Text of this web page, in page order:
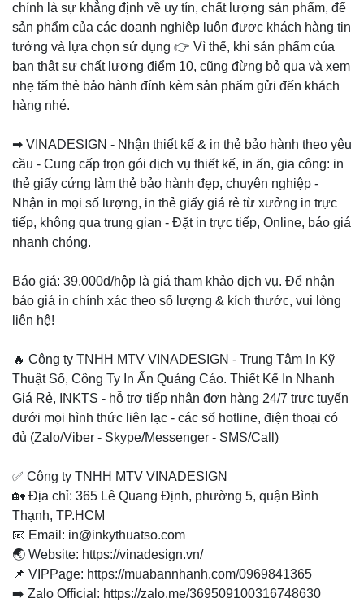
chính là sự khẳng định về uy tín, chất lượng sản phẩm, để
sản phẩm của các doanh nghiệp luôn được khách hàng tin
tưởng và lựa chọn sử dụng 👉 Vì thế, khi sản phẩm của
bạn thật sự chất lượng điểm 10, cũng đừng bỏ qua và xem
nhẹ tấm thẻ bảo hành đính kèm sản phẩm gửi đến khách
hàng nhé.
➡ VINADESIGN - Nhận thiết kế & in thẻ bảo hành theo yêu
cầu - Cung cấp trọn gói dịch vụ thiết kế, in ấn, gia công: in
thẻ giấy cứng làm thẻ bảo hành đẹp, chuyên nghiệp -
Nhận in mọi số lượng, in thẻ giấy giá rẻ từ xưởng in trực
tiếp, không qua trung gian - Đặt in trực tiếp, Online, báo giá
nhanh chóng.
Báo giá: 39.000đ/hộp là giá tham khảo dịch vụ. Để nhận
báo giá in chính xác theo số lượng & kích thước, vui lòng
liên hệ!
🔥 Công ty TNHH MTV VINADESIGN - Trung Tâm In Kỹ
Thuật Số, Công Ty In Ấn Quảng Cáo. Thiết Kế In Nhanh
Giá Rẻ, INKTS - hỗ trợ tiếp nhận đơn hàng 24/7 trực tuyến
dưới mọi hình thức liên lạc - các số hotline, điện thoại có
đủ (Zalo/Viber - Skype/Messenger - SMS/Call)
✅ Công ty TNHH MTV VINADESIGN
🏡 Địa chỉ: 365 Lê Quang Định, phường 5, quận Bình
Thạnh, TP.HCM
📧 Email: in@inkythuatso.com
🌏 Website: https://vinadesign.vn/
📌 VIPPage: https://muabannhanh.com/0969841365
➡️ Zalo Official: https://zalo.me/369509100316748630